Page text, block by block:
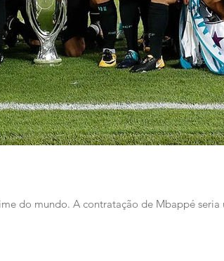
do mundo. A contratação de Mbappé seria